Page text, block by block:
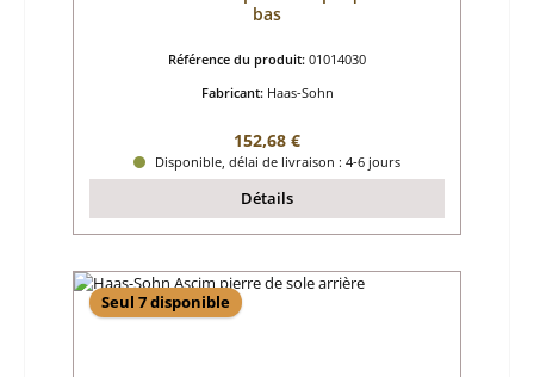
bas
Référence du produit: 01014030
Fabricant: Haas-Sohn
Prix régulier :
152,68 €
Disponible, délai de livraison : 4-6 jours
Détails
Seul 7 disponible